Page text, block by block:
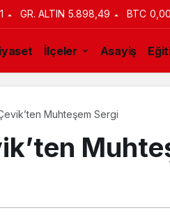
GR. ALTIN 5.898,49 BTC
İlçeler Asayiş
Muhteşem Sergi